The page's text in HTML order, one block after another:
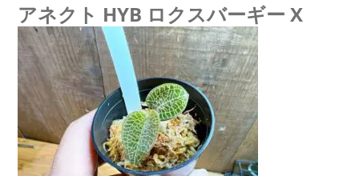
アネクト HYB ロクスバーギー X